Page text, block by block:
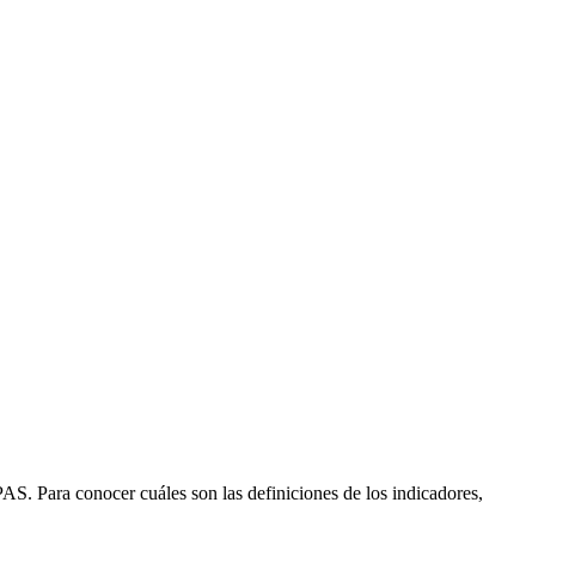
Para conocer cuáles son las definiciones de los indicadores,